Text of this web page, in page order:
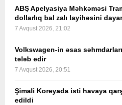
ABŞ Apelyasiya Məhkəməsi
dollarlıq bal zalı layihəsini
7 Avqust 2026, 21:02
Volkswagen-in əsas
tələb edir
7 Avqust 2026, 20:51
Şimali Koreyada isti havaya
edildi